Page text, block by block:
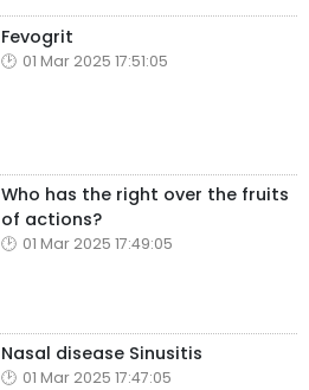
Fevogrit
01 Mar 2025 17:51:05
Who has the right over the fruits
of actions?
01 Mar 2025 17:49:05
Nasal disease Sinusitis
01 Mar 2025 17:47:05